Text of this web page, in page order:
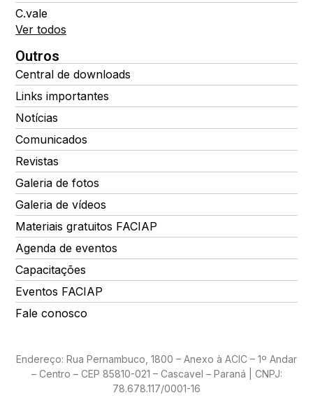
C.vale
Ver todos
Outros
Central de downloads
Links importantes
Notícias
Comunicados
Revistas
Galeria de fotos
Galeria de vídeos
Materiais gratuitos FACIAP
Agenda de eventos
Capacitações
Eventos FACIAP
Fale conosco
Endereço: Rua Pernambuco, 1800 – Anexo à ACIC – 1º Andar
– Centro – CEP 85810-021 – Cascavel – Paraná | CNPJ:
78.678.117/0001-16